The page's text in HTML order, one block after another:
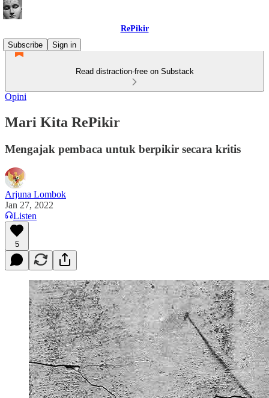
RePikir
Subscribe
Sign in
Read distraction-free on Substack
Opini
Mari Kita RePikir
Mengajak pembaca untuk berpikir secara kritis
Arjuna Lombok
Jan 27, 2022
Listen
5